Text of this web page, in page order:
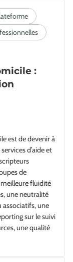
:
est de devenir à
d’aide et
de
meilleure fluidité
une neutralité
associatifs, une
sur le suivi
une qualité